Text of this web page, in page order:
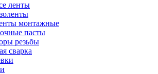
ленты
монтажные
пасты
резьбы
сварка